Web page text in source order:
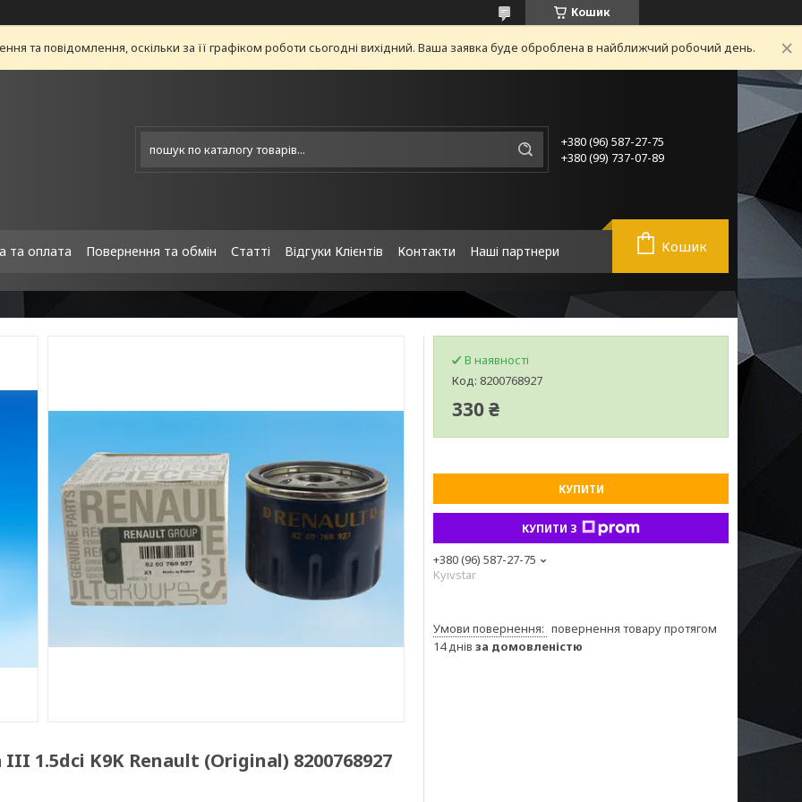
Кошик
та повідомлення, оскільки за її графіком роботи сьогодні вихідний. Ваша заявка буде оброблена в найближчий робочий день.
+380 (96) 587-27-75
+380 (99) 737-07-89
та оплата Повернення та обмін Статті Відгуки Клієнтів Контакти Наші партнери Кошик
1.5dci K9K Renault (Original) 8200768927
В наявності
Код: 8200768927
330 ₴
КУПИТИ
КУПИТИ З
+380 (96) 587-27-75
Kyivstar
повернення товару протягом
14 днів за домовленістю